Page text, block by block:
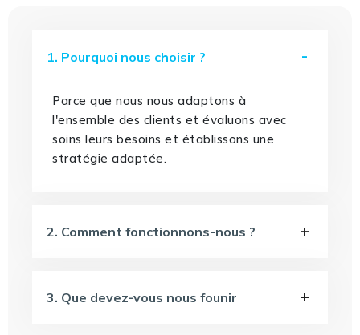
1. Pourquoi nous choisir ?
Parce que nous nous adaptons à
l'ensemble des clients et évaluons avec
soins leurs besoins et établissons une
stratégie adaptée.
2. Comment fonctionnons-nous ?
3. Que devez-vous nous founir